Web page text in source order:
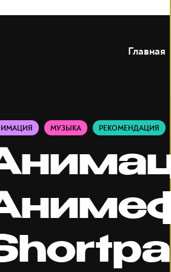
Главная
МУЗЫКА РЕКОМЕНДАЦИЯ